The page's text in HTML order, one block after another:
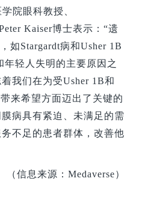
院眼科教授、
Kaiser博士表示：“遗
如Stargardt病和Usher 1B
年轻人失明的主要原因之
我们在为受Usher 1B和
来希望方面迈出了关键的
病具有紧迫、未满足的需
不足的患者群体，改善他
（信息来源：Medaverse）